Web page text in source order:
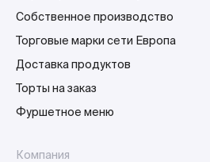
Собственное производство
Торговые марки сети Европа
Доставка продуктов
Торты на заказ
Фуршетное меню
Компания